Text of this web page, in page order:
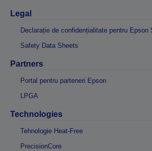
Legal
Declarație de confidențialitate pentru Epson
Safety Data Sheets
Partners
Portal pentru parteneri Epson
LPGA
Technologies
Tehnologie Heat-Free
PrecisionCore